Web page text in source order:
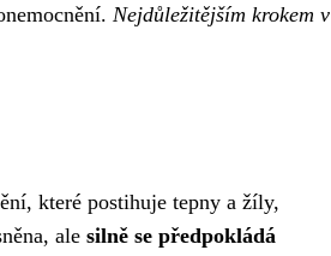
Nejdůležitějším krokem v
které postihuje tepny a žíly,
ale silně se předpokládá